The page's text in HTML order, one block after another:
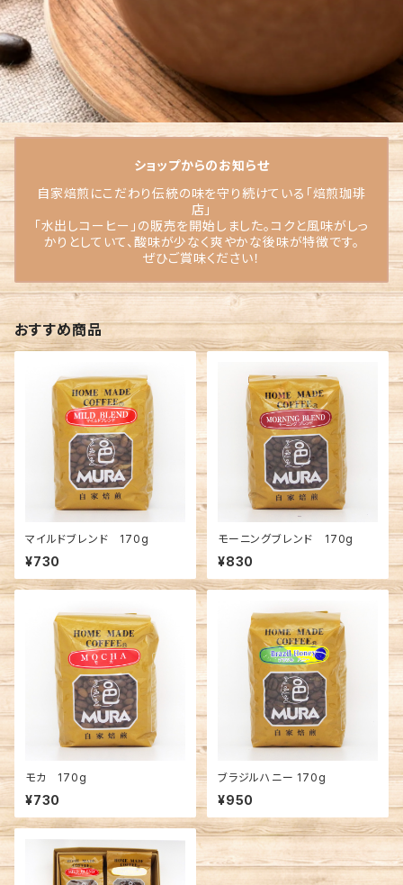
ショップからのお知らせ
自家焙煎にこだわり伝統の味を守り続けている「焙煎珈琲
店」
「水出しコーヒー」の販売を開始しました。コクと風味がしっ
かりとしていて、酸味が少なく爽やかな後味が特徴です。
ぜひご賞味ください！
おすすめ商品
マイルドブレンド 170g
¥730
モーニングブレンド 170g
¥830
モカ 170g
¥730
ブラジルハニー 170g
¥950